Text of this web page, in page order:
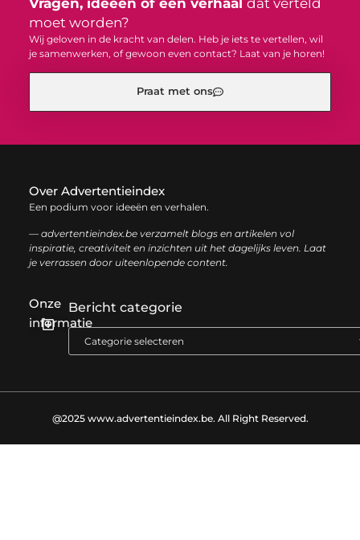
Vragen, ideeën of een verhaal dat verteld
moet worden?
Wij geloven in de kracht van delen. Heb je iets te vertellen, wil
je samenwerken, of gewoon even contact? Laat van je horen!
Praat met ons
Over Advertentieindex
Een podium voor ideeën en verhalen.
— advertentieindex.be verzamelt blogs en artikelen vol
inspiratie, creativiteit en inzichten uit het dagelijks leven. Laat
je verrassen door uiteenlopende content.
Onze
informatie
Bericht categorie
@2025 www.advertentieindex.be. All Right Reserved.​